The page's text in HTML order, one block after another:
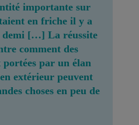
importante sur
en friche il y a
demi […] La réussite
comment des
par un élan
extérieur peuvent
choses en peu de